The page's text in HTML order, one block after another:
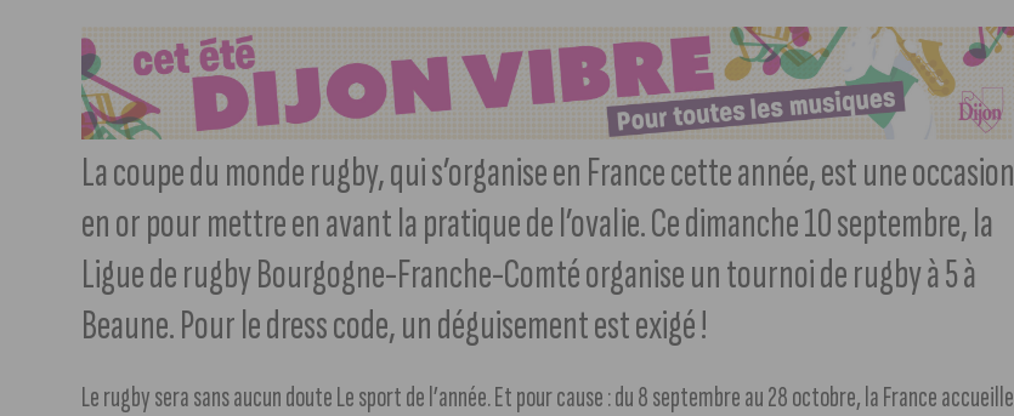
La coupe du monde rugby, qui s’organise en France cette année, est une occasion
en or pour mettre en avant la pratique de l’ovalie. Ce dimanche 10 septembre, la
Ligue de rugby Bourgogne-Franche-Comté organise un tournoi de rugby à 5 à
Beaune. Pour le dress code, un déguisement est exigé !
Le rugby sera sans aucun doute Le sport de l’année. Et pour cause : du 8 septembre au 28 octobre, la France accueille